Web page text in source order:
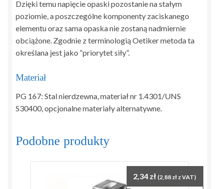
Dzięki temu napięcie opaski pozostanie na stałym
poziomie, a poszczególne komponenty zaciskanego
elementu oraz sama opaska nie zostaną nadmiernie
obciążone. Zgodnie z terminologią Oetiker metoda ta
określana jest jako “priorytet siły”.
Materiał
PG 167: Stal nierdzewna, materiał nr 1.4301/UNS
S30400, opcjonalne materiały alternatywne.
Podobne produkty
2,34 zł (2,88złz VAT)